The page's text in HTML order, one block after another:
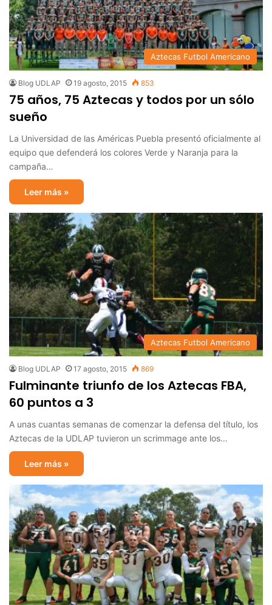
Aztecas Futbol Americano
Blog UDLAP 19 agosto, 2015 853
75 años, 75 Aztecas y todos por un sólo
sueño
La Universidad de las Américas Puebla presentó oficialmente al
equipo que defenderá los colores Verde y Naranja para la
campaña…
Leer más »
Aztecas Futbol Americano
Blog UDLAP 17 agosto, 2015 869
Fulminante triunfo de los Aztecas FBA,
60 puntos a 3
A unas cuantas semanas de comenzar la defensa del título, los
Aztecas de la UDLAP tuvieron un scrimmage ante los…
Leer más »